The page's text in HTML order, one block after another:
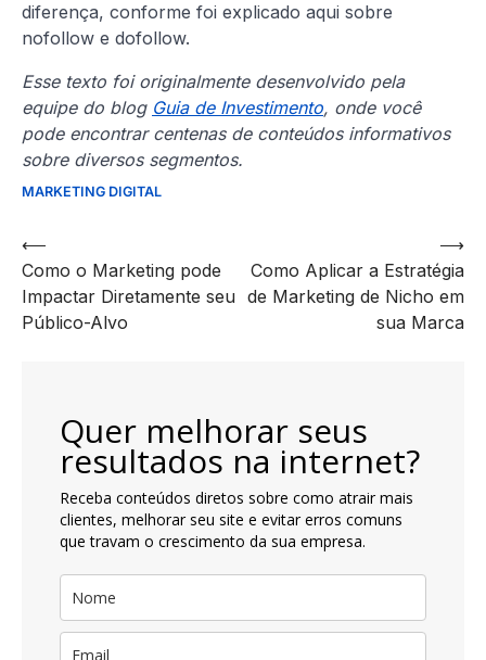
diferença, conforme foi explicado aqui sobre
nofollow e dofollow.
Esse texto foi originalmente desenvolvido pela
equipe do blog Guia de Investimento, onde você
pode encontrar centenas de conteúdos informativos
sobre diversos segmentos.
MARKETING DIGITAL
Navegação
de
artigos
⟵
Como o Marketing pode
Impactar Diretamente seu
Público-Alvo
Como Aplicar a Estratégia
de Marketing de Nicho em
sua Marca
⟶
Quer melhorar seus
resultados na internet?
Receba conteúdos diretos sobre como atrair mais
clientes, melhorar seu site e evitar erros comuns
que travam o crescimento da sua empresa.